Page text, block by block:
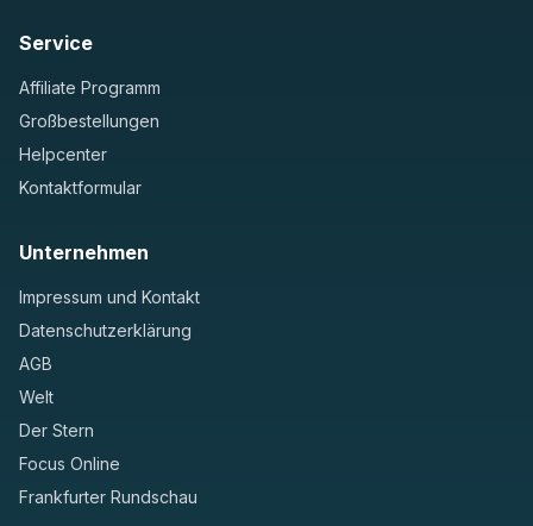
Service
Affiliate Programm
Großbestellungen
Helpcenter
Kontaktformular
Unternehmen
Impressum und Kontakt
Datenschutzerklärung
AGB
Welt
Der Stern
Focus Online
Frankfurter Rundschau